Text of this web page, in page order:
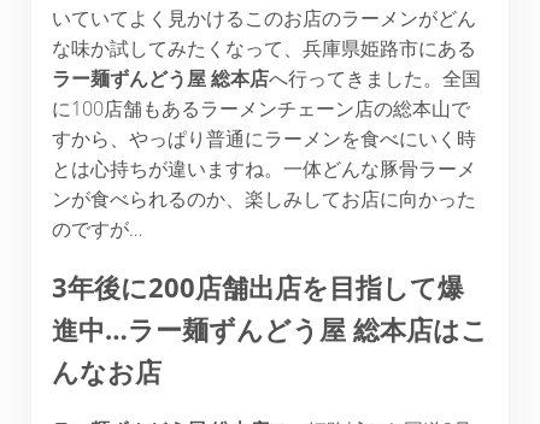
いていてよく見かけるこのお店のラーメンがどん
な味か試してみたくなって、兵庫県姫路市にある
ラー麺ずんどう屋 総本店へ行ってきました。全国
に100店舗もあるラーメンチェーン店の総本山で
すから、やっぱり普通にラーメンを食べにいく時
とは心持ちが違いますね。一体どんな豚骨ラーメ
ンが食べられるのか、楽しみしてお店に向かった
のですが…
3年後に200店舗出店を目指して爆
進中…ラー麺ずんどう屋 総本店はこ
んなお店